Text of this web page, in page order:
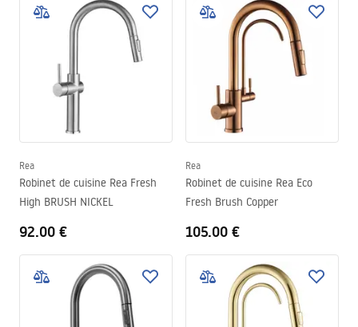
Rea
Robinet de cuisine Rea Fresh
High BRUSH NICKEL
92.00 €
Rea
Robinet de cuisine Rea Eco
Fresh Brush Copper
105.00 €